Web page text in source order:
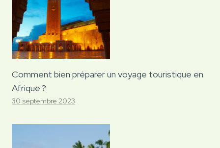
Comment bien préparer un voyage touristique en
Afrique ?
30 septembre 2023